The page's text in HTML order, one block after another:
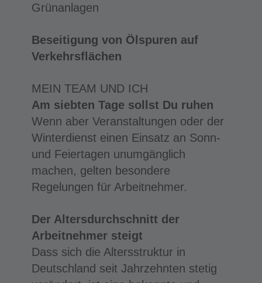
Grünanlagen
Beseitigung von Ölspuren auf
Verkehrsflächen
MEIN TEAM UND ICH
Am siebten Tage sollst Du ruhen
Wenn aber Veranstaltungen oder der
Winterdienst einen Einsatz an Sonn-
und Feiertagen unumgänglich
machen, gelten besondere
Regelungen für Arbeitnehmer.
Der Altersdurchschnitt der
Arbeitnehmer steigt
Dass sich die Altersstruktur in
Deutschland seit Jahrzehnten stetig